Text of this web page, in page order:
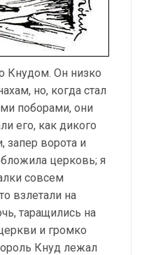
Кнудом. Он низко
но, когда стал
поборами, они
его, как дикого
запер ворота и
церковь; я
совсем
взлетали на
таращились на
и громко
Кнуд лежал